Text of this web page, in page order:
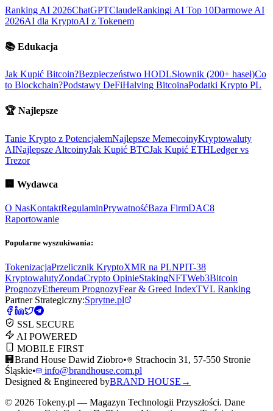
Ranking AI 2026ChatGPTClaudeRankingi AI Top 10Darmowe AI
2026AI dla KryptoAI z Tokenem
📚 Edukacja
Jak Kupić Bitcoin?Bezpieczeństwo HODLSłownik (200+ haseł)Co
to Blockchain?Podstawy DeFiHalving BitcoinaPodatki Krypto PL
🏆 Najlepsze
Tanie Krypto z PotencjałemNajlepsze MemecoinyKryptowaluty
AINajlepsze AltcoinyJak Kupić BTCJak Kupić ETHLedger vs
Trezor
🏢 Wydawca
O NasKontaktRegulaminPrywatnośćBaza FirmDAC8
Raportowanie
Popularne wyszukiwania:
TokenizacjaPrzelicznik KryptoXMR na PLNPIT-38
KryptowalutyZondaCrypto OpinieStakingNFTWeb3Bitcoin
PrognozyEthereum PrognozyFear & Greed IndexTVL Ranking
Partner Strategiczny:Sprytne.pl
SSL SECURE
AI POWERED
MOBILE FIRST
🏢 Brand House Dawid Ziobro•
Strachocin 31, 57-550 Stronie
Śląskie•
info@brandhouse.com.pl
Designed & Engineered byBRAND HOUSE →
© 2026 Tokeny.pl — Magazyn Technologii Przyszłości. Dane